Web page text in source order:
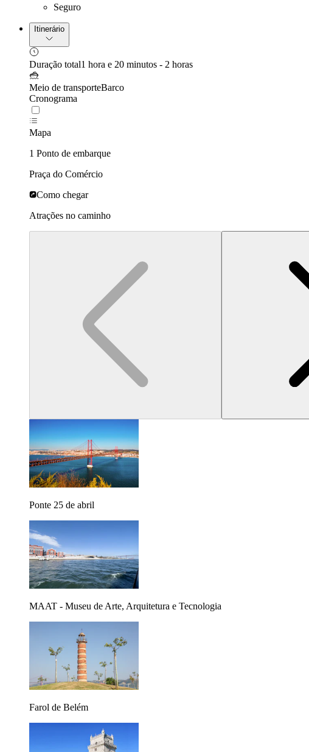
Seguro
Itinerário
Duração total1 hora e 20 minutos - 2 horas
Meio de transporteBarco
Cronograma
Mapa
1 Ponto de embarque
Praça do Comércio
Como chegar
Atrações no caminho
Ponte 25 de abril
MAAT - Museu de Arte, Arquitetura e Tecnologia
Farol de Belém